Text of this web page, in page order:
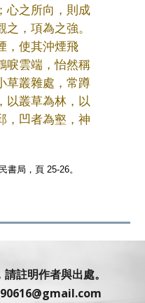
心之所向，則成
，項為之強。
，使其沖煙飛
唳雲端，怡然稱
草叢雜處，常蹲
以叢草為林，以
，凹者為壑，神
書局，頁 25-26。
註明作者與出處。